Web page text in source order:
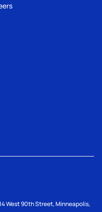
West 90th Street, Minneapolis,